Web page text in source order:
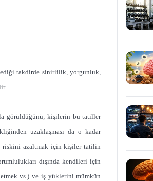
takdirde sinirlilik, yorgunluk,
görüldüğünü; kişilerin bu tatiller
uzaklaşması da o kadar
riskini azaltmak için kişiler tatilin
dışında kendileri için
vs.) ve iş yüklerini mümkün